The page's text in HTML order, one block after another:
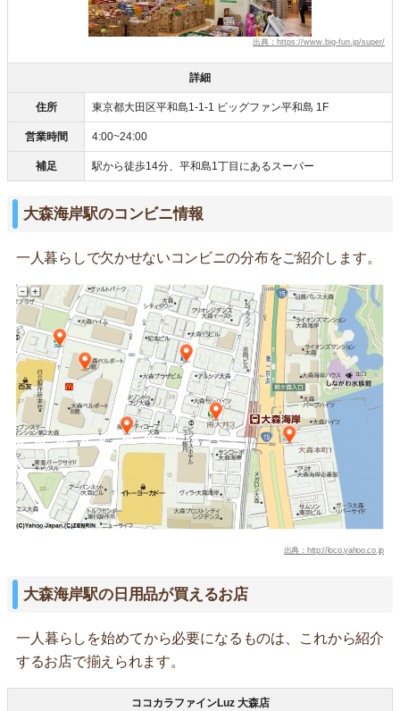
出典：https://www.big-fun.jp/super/
詳細
住所 東京都大田区平和島1-1-1 ビッグファン平和島 1F
営業時間 4:00~24:00
補足 駅から徒歩14分、平和島1丁目にあるスーパー
大森海岸駅のコンビニ情報
一人暮らしで欠かせないコンビニの分布をご紹介します。
出典：http://loco.yahoo.co.jp
大森海岸駅の日用品が買えるお店
一人暮らしを始めてから必要になるものは、これから紹介
するお店で揃えられます。
ココカラファインLuz 大森店